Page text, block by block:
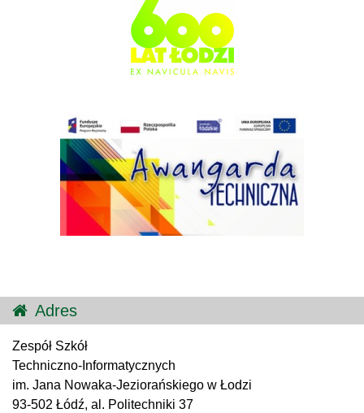
Adres
Zespół Szkół
Techniczno-Informatycznych
im. Jana Nowaka-Jeziorańskiego w Łodzi
93-502 Łódź, al. Politechniki 37